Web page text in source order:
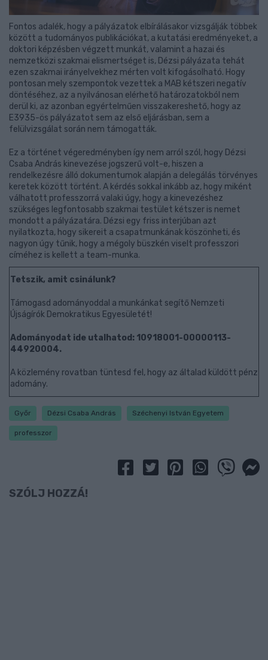
Fontos adalék, hogy a pályázatok elbírálásakor vizsgálják többek
között a tudományos publikációkat, a kutatási eredményeket, a
doktori képzésben végzett munkát, valamint a hazai és
nemzetközi szakmai elismertséget is, Dézsi pályázata tehát
ezen szakmai irányelvekhez mérten volt kifogásolható. Hogy
pontosan mely szempontok vezettek a MAB kétszeri negatív
döntéséhez, az a nyilvánosan elérhető határozatokból nem
derül ki, az azonban egyértelműen visszakereshető, hogy az
E3935-ös pályázatot sem az első eljárásban, sem a
felülvizsgálat során nem támogatták.
Ez a történet végeredményben így nem arról szól, hogy Dézsi
Csaba András kinevezése jogszerű volt-e, hiszen a
rendelkezésre álló dokumentumok alapján a delegálás törvényes
keretek között történt. A kérdés sokkal inkább az, hogy miként
válhatott professzorrá valaki úgy, hogy a kinevezéshez
szükséges legfontosabb szakmai testület kétszer is nemet
mondott a pályázatára. Dézsi egy friss interjúban azt
nyilatkozta, hogy sikereit a csapatmunkának köszönheti, és
nagyon úgy tűnik, hogy a mégoly büszkén viselt professzori
címéhez is kellett a team-munka.
Tetszik, amit csinálunk?
Támogasd adományoddal a munkánkat segítő Nemzeti
Újságírók Demokratikus Egyesületét!
Adományodat ide utalhatod: 10918001-00000113-
44920004.
A közlemény rovatban tüntesd fel, hogy az általad küldött pénz
adomány.
Győr Dézsi Csaba András Széchenyi István Egyetem
professzor
SZÓLJ HOZZÁ!